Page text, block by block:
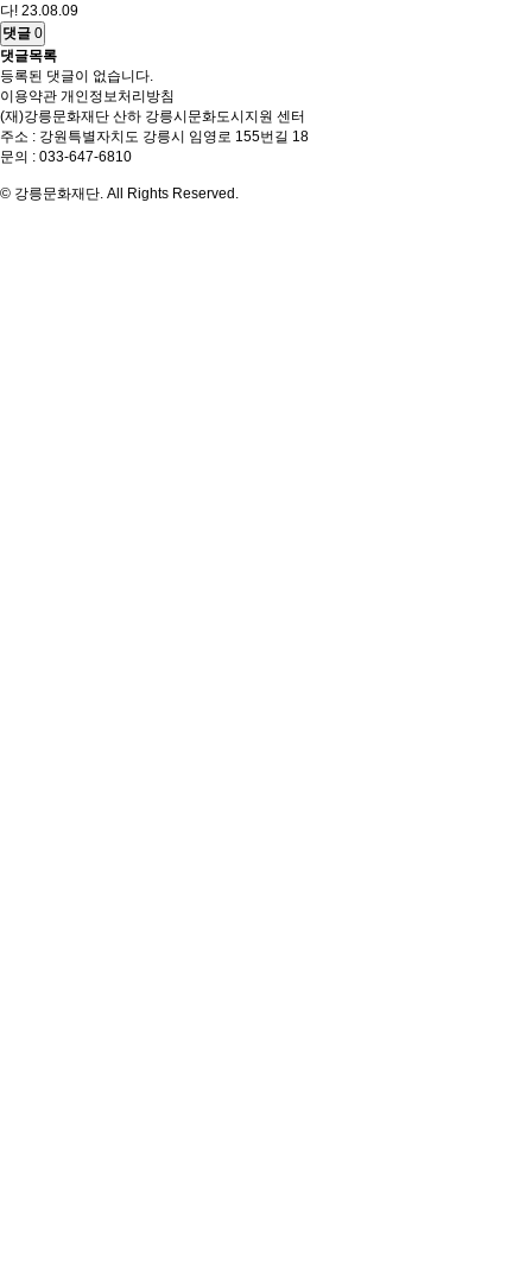
다! 23.08.09
댓글 0
댓글목록
등록된 댓글이 없습니다.
이용약관 개인정보처리방침
(재)강릉문화재단 산하 강릉시문화도시지원 센터
주소 : 강원특별자치도 강릉시 임영로 155번길 18
문의 : 033-647-6810
© 강릉문화재단. All Rights Reserved.